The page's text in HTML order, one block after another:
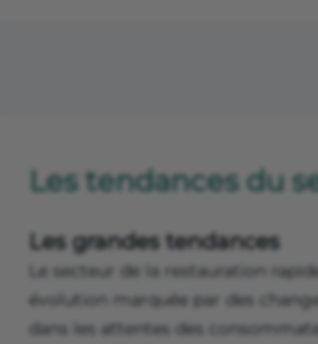
Les tendances du
Les grandes tendances
Le secteur de la restauration
évolution marquée par des
dans les attentes des